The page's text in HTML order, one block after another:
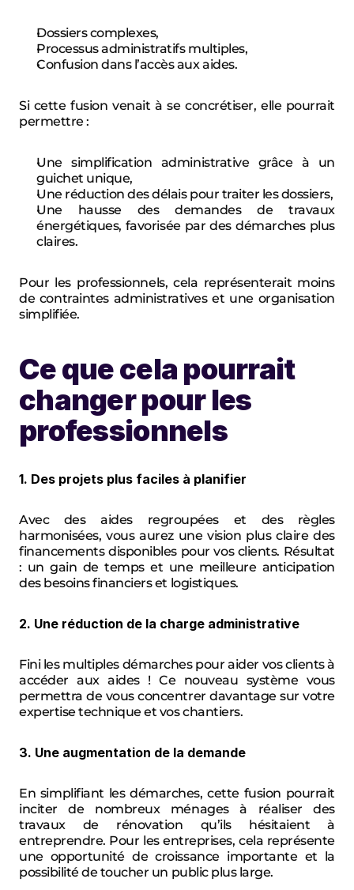
Dossiers complexes,
Processus administratifs multiples,
Confusion dans l’accès aux aides.
Si cette fusion venait à se concrétiser, elle pourrait
permettre :
Une simplification administrative grâce à un
guichet unique,
Une réduction des délais pour traiter les dossiers,
Une hausse des demandes de travaux
énergétiques, favorisée par des démarches plus
claires.
Pour les professionnels, cela représenterait moins
de contraintes administratives et une organisation
simplifiée.
Ce que cela pourrait
changer pour les
professionnels
1. Des projets plus faciles à planifier
Avec des aides regroupées et des règles
harmonisées, vous aurez une vision plus claire des
financements disponibles pour vos clients. Résultat
: un gain de temps et une meilleure anticipation
des besoins financiers et logistiques.
2. Une réduction de la charge administrative
Fini les multiples démarches pour aider vos clients à
accéder aux aides ! Ce nouveau système vous
permettra de vous concentrer davantage sur votre
expertise technique et vos chantiers.
3. Une augmentation de la demande
En simplifiant les démarches, cette fusion pourrait
inciter de nombreux ménages à réaliser des
travaux de rénovation qu’ils hésitaient à
entreprendre. Pour les entreprises, cela représente
une opportunité de croissance importante et la
possibilité de toucher un public plus large.